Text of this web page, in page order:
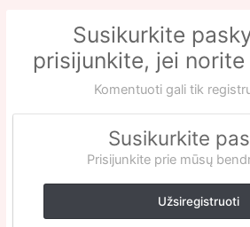
Susikurkite
prisijunkite, jei
Komentuoti gali tik
Susikurkite
Prisijunkite prie mūsų
Užsiregistruoti